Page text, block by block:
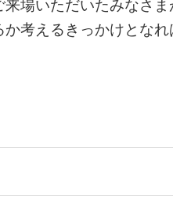
場いただいたみなさ
考えるきっかけとな